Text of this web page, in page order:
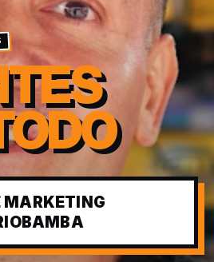
MARKETING
Abrir video corporativo